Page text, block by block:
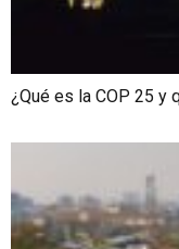
¿Qué es la COP 25 y